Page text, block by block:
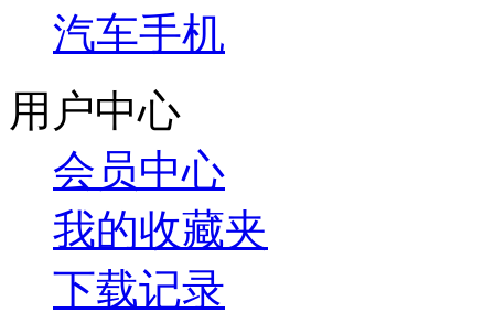
汽车手机
用户中心
会员中心
我的收藏夹
下载记录